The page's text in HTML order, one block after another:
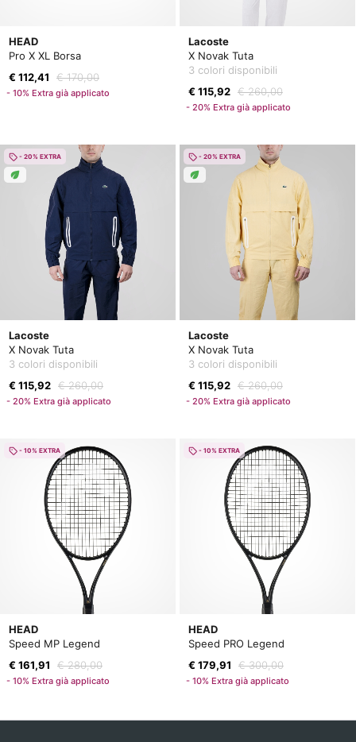
HEAD
Pro X XL Borsa
€ 112,41
€ 170,00
- 10% Extra già applicato
Lacoste
X Novak Tuta
3 colori disponibili
€ 115,92 € 260,00
- 20% Extra già applicato
Lacoste
X Novak Tuta
3 colori disponibili
€ 115,92 € 260,00
- 20% Extra già applicato
- 20% EXTRA
Lacoste
X Novak Tuta
3 colori disponibili
€ 115,92 € 260,00
- 20% Extra già applicato
- 20% EXTRA
HEAD
Speed MP Legend
€ 161,91
€ 280,00
- 10% Extra già applicato
- 10% EXTRA
HEAD
Speed PRO Legend
€ 179,91
€ 300,00
- 10% Extra già applicato
- 10% EXTRA